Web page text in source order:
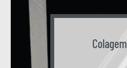
Colagem